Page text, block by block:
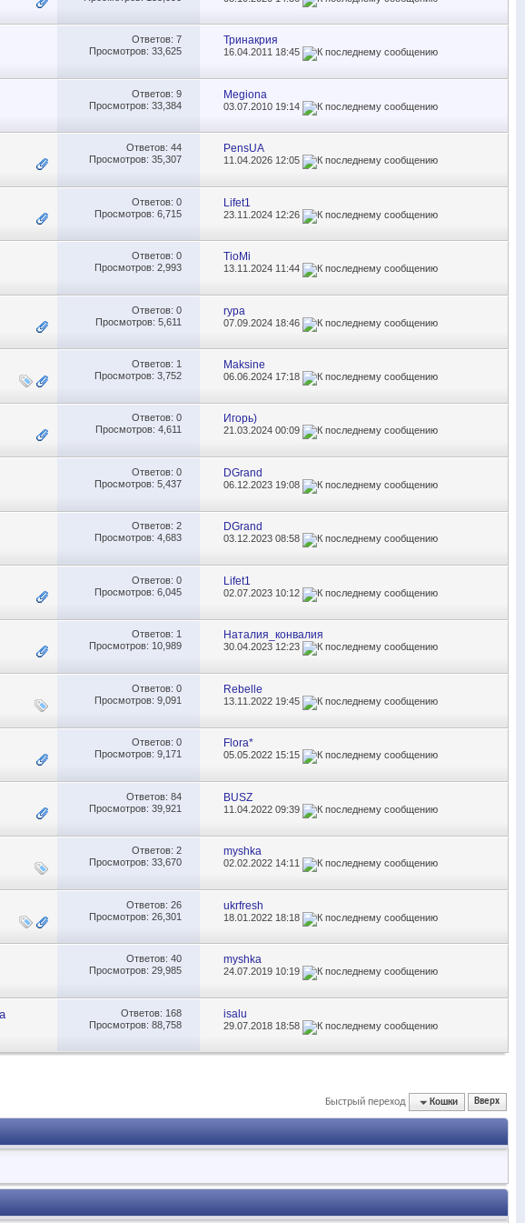
Ответов: 7
Просмотров: 33,625
Тринакрия
16.04.2011 18:45
Ответов: 9
Просмотров: 33,384
Megiona
03.07.2010 19:14
Ответов: 44
Просмотров: 35,307
PensUA
11.04.2026 12:05
Ответов: 0
Просмотров: 6,715
Lifet1
23.11.2024 12:26
Ответов: 0
Просмотров: 2,993
TioMi
13.11.2024 11:44
Ответов: 0
Просмотров: 5,611
rypa
07.09.2024 18:46
Ответов: 1
Просмотров: 3,752
Maksine
06.06.2024 17:18
Ответов: 0
Просмотров: 4,611
Игорь)
21.03.202400:09
Ответов: 0
Просмотров: 5,437
DGrand
06.12.2023 19:08
Ответов: 2
Просмотров: 4,683
DGrand
03.12.202308:58
Ответов: 0
Просмотров: 6,045
Lifet1
02.07.2023 10:12
Ответов: 1
Просмотров: 10,989
Наталия_конвалия
30.04.2023 12:23
Ответов: 0
Просмотров: 9,091
Rebelle
13.11.2022 19:45
Ответов: 0
Просмотров: 9,171
Flora*
05.05.2022 15:15
Ответов: 84
Просмотров: 39,921
BUSZ
11.04.202209:39
Ответов: 2
Просмотров: 33,670
myshka
02.02.2022 14:11
Ответов: 26
Просмотров: 26,301
ukrfresh
18.01.2022 18:18
Ответов: 40
Просмотров: 29,985
myshka
24.07.2019 10:19
Ответов: 168
Просмотров: 88,758
isalu
29.07.2018 18:58
Быстрый переход Кошки Вверх